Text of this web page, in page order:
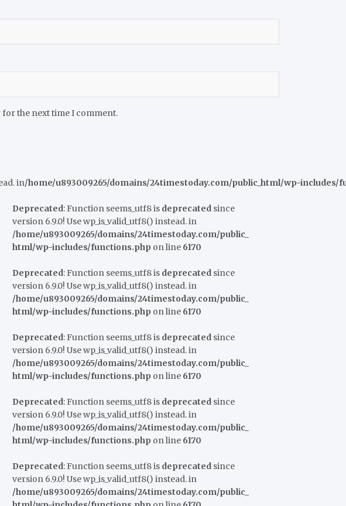
for the next time I comment.
in/home/u893009265/domains/24timestoday.com/public_html/wp-includes/
Deprecated: Function seems_utf8 is deprecatedsince
version 6.9.0! Use wp_is_valid_utf8() instead. in
/home/u893009265/domains/24timestoday.com/public_
html/wp-includes/functions.php on line 6170
Deprecated: Function seems_utf8 is deprecatedsince
version 6.9.0! Use wp_is_valid_utf8() instead. in
/home/u893009265/domains/24timestoday.com/public_
html/wp-includes/functions.php on line 6170
Deprecated: Function seems_utf8 is deprecatedsince
version 6.9.0! Use wp_is_valid_utf8() instead. in
/home/u893009265/domains/24timestoday.com/public_
html/wp-includes/functions.php on line 6170
Deprecated: Function seems_utf8 is deprecatedsince
version 6.9.0! Use wp_is_valid_utf8() instead. in
/home/u893009265/domains/24timestoday.com/public_
html/wp-includes/functions.php on line 6170
Deprecated: Function seems_utf8 is deprecatedsince
version 6.9.0! Use wp_is_valid_utf8() instead. in
/home/u893009265/domains/24timestoday.com/public_